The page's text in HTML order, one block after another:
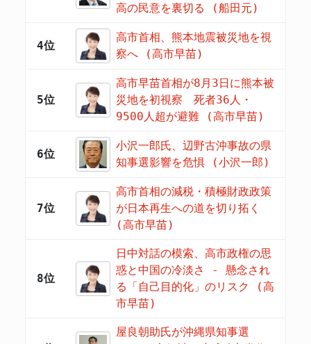
高の民意を裏切る (船田元)
4位
高市首相、熊本地震被災地を視
察へ (高市早苗)
5位
高市早苗首相が8月3日に熊本被
災地を初視察 死者36人・
9500人超が避難 (高市早苗)
6位
小沢一郎氏、辺野古沖事故の県
知事選影響を危惧 (小沢一郎)
7位
高市首相の減税・積極財政政策
が日本再生への道を切り拓く
(高市早苗)
8位
日中対話の模索、高市政権の思
惑と中国の冷淡さ - 懸念され
る「自己目的化」のリスク (高
市早苗)
屋良朝助氏が沖縄県知事選